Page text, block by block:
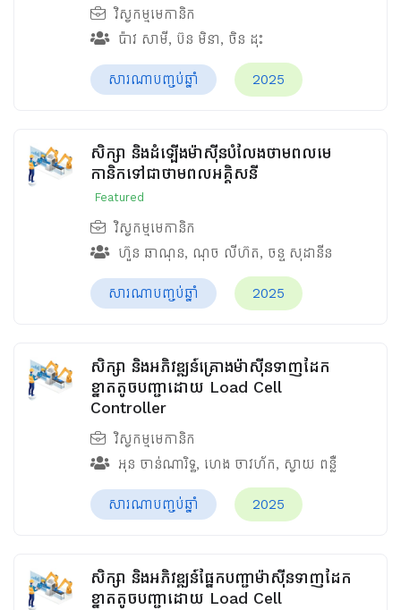
វិស្វកម្មមេកានិក
ប៉ាវ សាមី, ប៊ន មិនា, ចិន ដុះ
សារណាបញ្ចប់ឆ្នាំ 2025
សិក្សា និងដំឡើងម៉ាស៊ីនបំលែងថាមពលមេ
កានិកទៅជាថាមពលអគ្គិសនី
Featured
វិស្វកម្មមេកានិក
ហ៊ួន ឆាណុន, ណុច លីហ៊ត, ចន្ទ សុដានីន
សារណាបញ្ចប់ឆ្នាំ 2025
សិក្សា និងអភិវឌ្ឍន៍គ្រោងម៉ាស៊ីនទាញដែក
ខ្នាតតូចបញ្ជាដោយ Load Cell
Controller
វិស្វកម្មមេកានិក
អុន ចាន់ណារិទ្ធ, ហេង ចាវហ័ក, ស្វាយ ពន្លឺ
សារណាបញ្ចប់ឆ្នាំ 2025
សិក្សា និងអភិវឌ្ឍន៍ផ្នែកបញ្ជាម៉ាស៊ីនទាញដែក
ខ្នាតតូចបញ្ជាដោយ Load Cell